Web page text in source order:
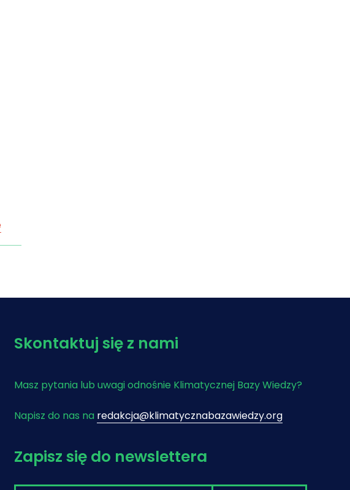
Skontaktuj się z nami
Masz pytania lub uwagi odnośnie Klimatycznej Bazy Wiedzy?
Napisz do nas na redakcja@klimatycznabazawiedzy.org
Zapisz się do newslettera